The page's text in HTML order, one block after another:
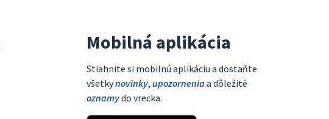
Mobilná aplikácia
Stiahnite si mobilnú aplikáciu a dostaňte
všetkynovinky, upozorneniaa dôležité
oznamydo vrecka.